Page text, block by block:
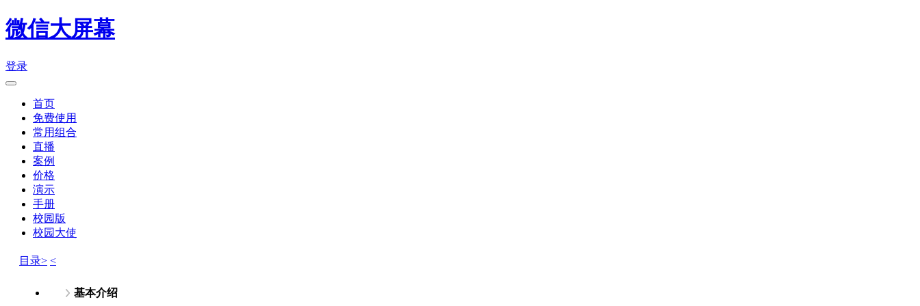
微信大屏幕
登录
首页
免费使用
常用组合
直播
案例
价格
演示
手册
校园版
校园大使
目录> <
基本介绍